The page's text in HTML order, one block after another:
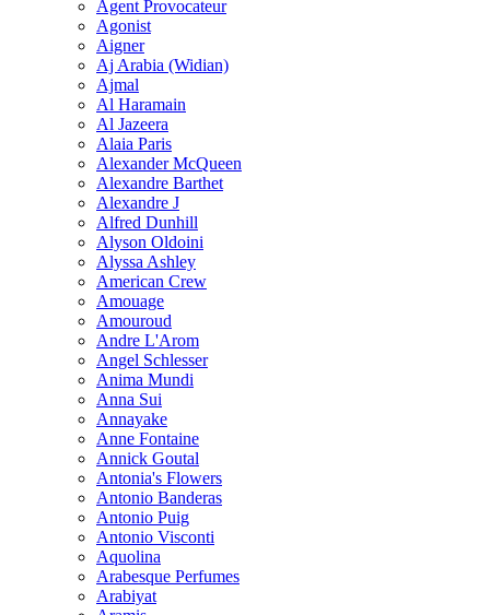
Agent Provocateur
Agonist
Aigner
Aj Arabia (Widian)
Ajmal
Al Haramain
Al Jazeera
Alaia Paris
Alexander McQueen
Alexandre Barthet
Alexandre J
Alfred Dunhill
Alyson Oldoini
Alyssa Ashley
American Crew
Amouage
Amouroud
Andre L'Arom
Angel Schlesser
Anima Mundi
Anna Sui
Annayake
Anne Fontaine
Annick Goutal
Antonia's Flowers
Antonio Banderas
Antonio Puig
Antonio Visconti
Aquolina
Arabesque Perfumes
Arabiyat